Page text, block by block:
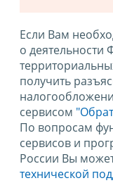
Если Вам
о деятельности
получить
сервисом
По вопросам
сервисов и
России Вы
технической